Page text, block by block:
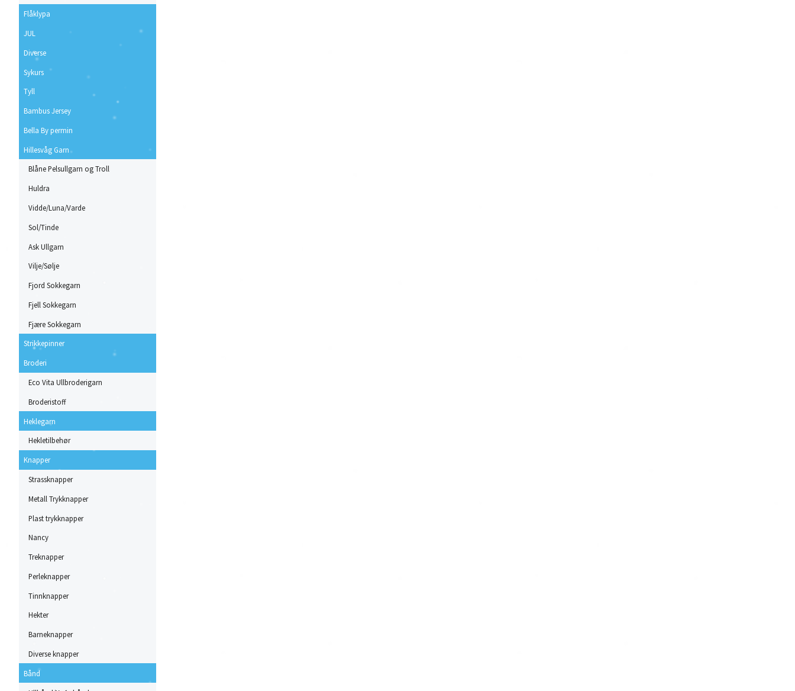
Flåklypa
JUL
Diverse
Sykurs
Tyll
Bambus Jersey
Bella By permin
Hillesvåg Garn
Blåne Pelsullgarn og Troll
Huldra
Vidde/Luna/Varde
Sol/Tinde
Ask Ullgarn
Vilje/Sølje
Fjord Sokkegarn
Fjell Sokkegarn
Fjære Sokkegarn
Strikkepinner
Broderi
Eco Vita Ullbroderigarn
Broderistoff
Heklegarn
Hekletilbehør
Knapper
Strassknapper
Metall Trykknapper
Plast trykknapper
Nancy
Treknapper
Perleknapper
Tinnknapper
Hekter
Barneknapper
Diverse knapper
Bånd